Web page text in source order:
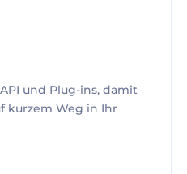
und Plug-ins, damit
kurzem Weg in Ihr